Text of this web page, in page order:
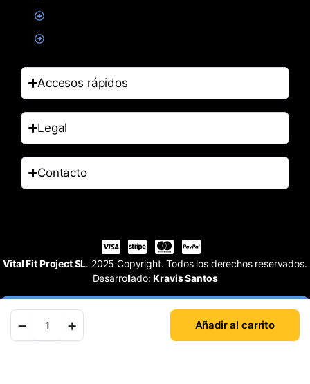
Añadir al carrito
Accesos rápidos
Legal
Contacto
Vital Fit Project SL. 2025 Copyright. Todos los derechos reservados.
Desarrollado:Kravis Santos
Tienda Cuenta